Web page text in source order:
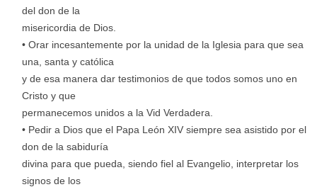
del don de la
misericordia de Dios.
• Orar incesantemente por la unidad de la Iglesia para que sea
una, santa y católica
y de esa manera dar testimonios de que todos somos uno en
Cristo y que
permanecemos unidos a la Vid Verdadera.
• Pedir a Dios que el Papa León XIV siempre sea asistido por el
don de la sabiduría
divina para que pueda, siendo fiel al Evangelio, interpretar los
signos de los